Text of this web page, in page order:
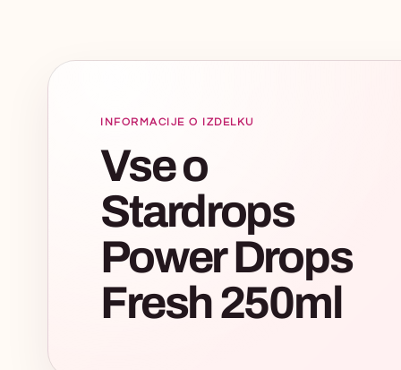
INFORMACIJE O IZDELKU
Vse o
Stardrops
Power Drops
Fresh 250ml